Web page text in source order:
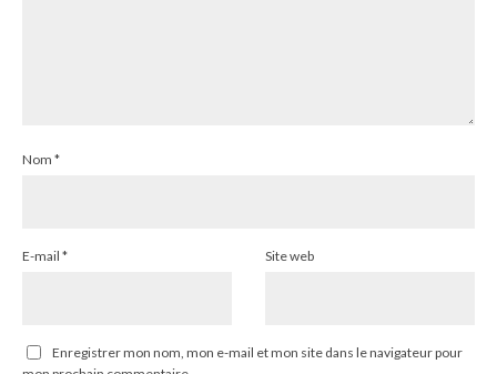
Nom *
E-mail * Site web
Enregistrer mon nom, mon e-mail et mon site dans le navigateur pour